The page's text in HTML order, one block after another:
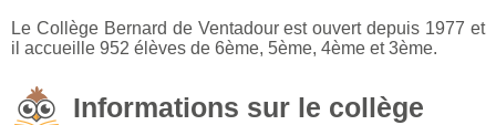
Le Collège Bernard de Ventadour est ouvert depuis 1977 et
il accueille 952 élèves de 6ème, 5ème, 4ème et 3ème.
Informations sur le collège